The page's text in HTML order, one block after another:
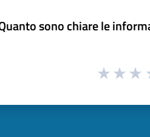
sono chiare le